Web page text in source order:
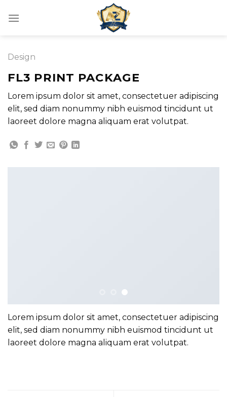
Design
FL3 PRINT PACKAGE
Lorem ipsum dolor sit amet, consectetuer adipiscing
elit, sed diam nonummy nibh euismod tincidunt ut
laoreet dolore magna aliquam erat volutpat.
Lorem ipsum dolor sit amet, consectetuer adipiscing
elit, sed diam nonummy nibh euismod tincidunt ut
laoreet dolore magna aliquam erat volutpat.